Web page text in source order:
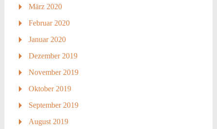
März 2020
Februar 2020
Januar 2020
Dezember 2019
November 2019
Oktober 2019
September 2019
August 2019